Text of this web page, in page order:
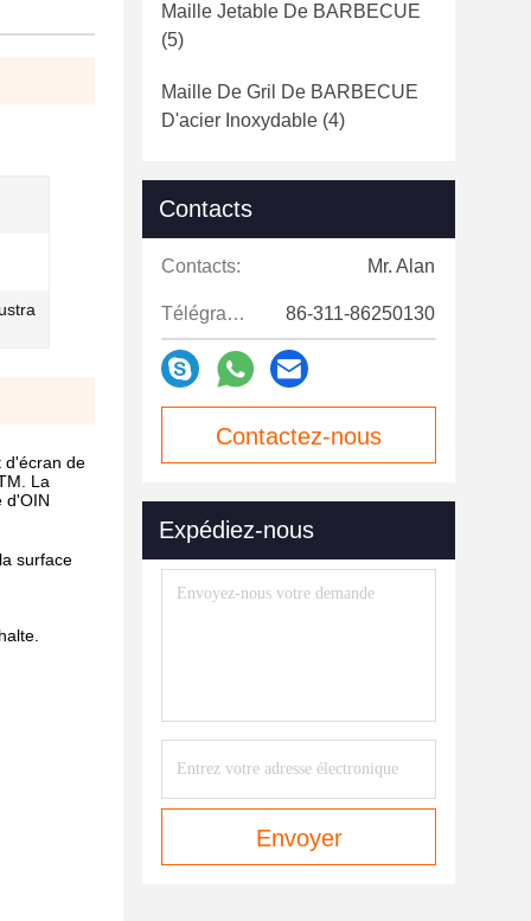
d'écran de
La
d'OIN
surface
Maille Jetable De BARBECUE
(5)
Maille De Gril De BARBECUE
D'acier Inoxydable (4)
Contacts
Contacts: Mr. Alan
Télégramme: 86-311-86250130
Contactez-nous
Expédiez-nous
Envoyer